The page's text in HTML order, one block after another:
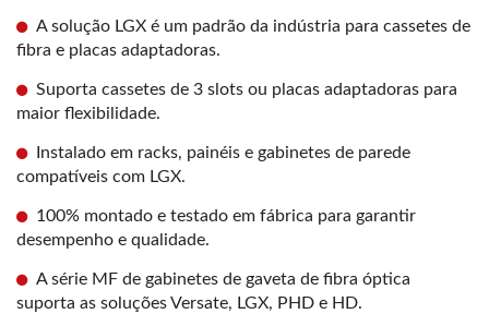
A solução LGX é um padrão da indústria para cassetes de
fibra e placas adaptadoras.
Suporta cassetes de 3 slots ou placas adaptadoras para
maior flexibilidade.
Instalado em racks, painéis e gabinetes de parede
compatíveis com LGX.
100% montado e testado em fábrica para garantir
desempenho e qualidade.
A série MF de gabinetes de gaveta de fibra óptica
suporta as soluções Versate, LGX, PHD e HD.